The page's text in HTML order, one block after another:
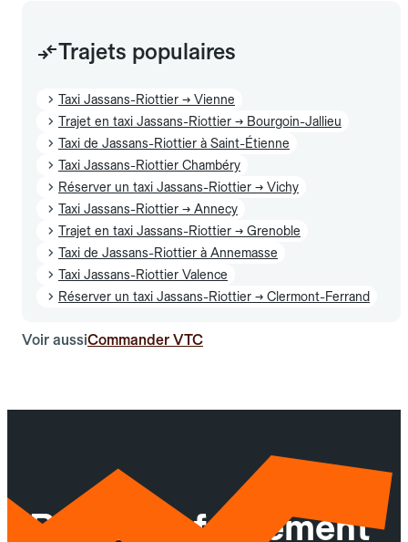
Trajets populaires
Taxi Jassans-Riottier → Vienne
Trajet en taxi Jassans-Riottier → Bourgoin-Jallieu
Taxi de Jassans-Riottier à Saint-Étienne
Taxi Jassans-Riottier Chambéry
Réserver un taxi Jassans-Riottier → Vichy
Taxi Jassans-Riottier → Annecy
Trajet en taxi Jassans-Riottier → Grenoble
Taxi de Jassans-Riottier à Annemasse
Taxi Jassans-Riottier Valence
Réserver un taxi Jassans-Riottier → Clermont-Ferrand
Voir aussiCommander VTC
Réservez facilement